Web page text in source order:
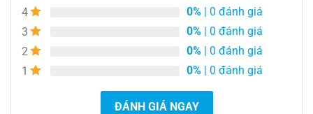
4
0% | 0 đánh giá
3
0% | 0 đánh giá
2
0% | 0 đánh giá
1
0% | 0 đánh giá
ĐÁNH GIÁ NGAY